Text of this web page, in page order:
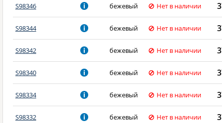
S98346 бежевый Нет в наличии
S98344 бежевый Нет в наличии
S98342 бежевый Нет в наличии
S98340 бежевый Нет в наличии
S98334 бежевый Нет в наличии
S98332 бежевый Нет в наличии